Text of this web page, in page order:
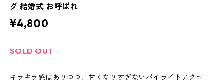
グ 結婚式 お呼ばれ
¥4,800
SOLD OUT
キラキラ感はありつつ、甘くなりすぎないパイライトアクセ